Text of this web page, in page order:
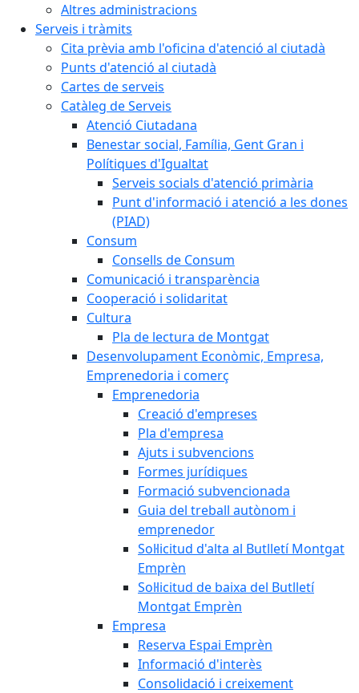
Altres administracions
Serveis i tràmits
Cita prèvia amb l'oficina d'atenció al ciutadà
Punts d'atenció al ciutadà
Cartes de serveis
Catàleg de Serveis
Atenció Ciutadana
Benestar social, Família, Gent Gran i
Polítiques d'Igualtat
Serveis socials d'atenció primària
Punt d'informació i atenció a les dones
(PIAD)
Consum
Consells de Consum
Comunicació i transparència
Cooperació i solidaritat
Cultura
Pla de lectura de Montgat
Desenvolupament Econòmic, Empresa,
Emprenedoria i comerç
Emprenedoria
Creació d'empreses
Pla d'empresa
Ajuts i subvencions
Formes jurídiques
Formació subvencionada
Guia del treball autònom i
emprenedor
Sol·licitud d'alta al Butlletí Montgat
Emprèn
Sol·licitud de baixa del Butlletí
Montgat Emprèn
Empresa
Reserva Espai Emprèn
Informació d'interès
Consolidació i creixement